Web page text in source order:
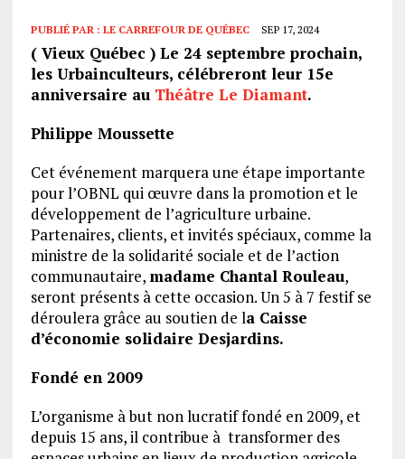
PUBLIÉ PAR : LE CARREFOUR DE QUÉBEC SEP 17, 2024
( Vieux Québec ) Le 24 septembre prochain,
les Urbainculteurs, célébreront leur 15e
anniversaire au Théâtre Le Diamant.
Philippe Moussette
Cet événement marquera une étape importante
pour l’OBNL qui œuvre dans la promotion et le
développement de l’agriculture urbaine.
Partenaires, clients, et invités spéciaux, comme la
ministre de la solidarité sociale et de l’action
communautaire, madame Chantal Rouleau,
seront présents à cette occasion. Un 5 à 7 festif se
déroulera grâce au soutien de la Caisse
d’économie solidaire Desjardins.
Fondé en 2009
L’organisme à but non lucratif fondé en 2009, et
depuis 15 ans, il contribue à transformer des